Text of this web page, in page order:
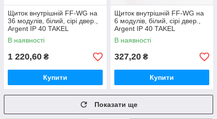
Щиток внутрішній FF-WG на
36 модулів, білий, сірі двер.,
Argent IP 40 TAKEL
В наявності
1 220,60 ₴
Купити
Щиток внутрішній FF-WG на
6 модулів, білий, сірі двер.,
Argent IP 40 TAKEL
В наявності
327,20 ₴
Купити
Показати ще